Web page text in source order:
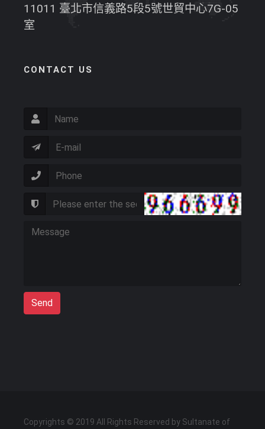
11011 臺北市信義路5段5號世貿中心7G-05
室
CONTACT US
Send
Copyrights © 2019 All Rights Reserved by Sultanate of